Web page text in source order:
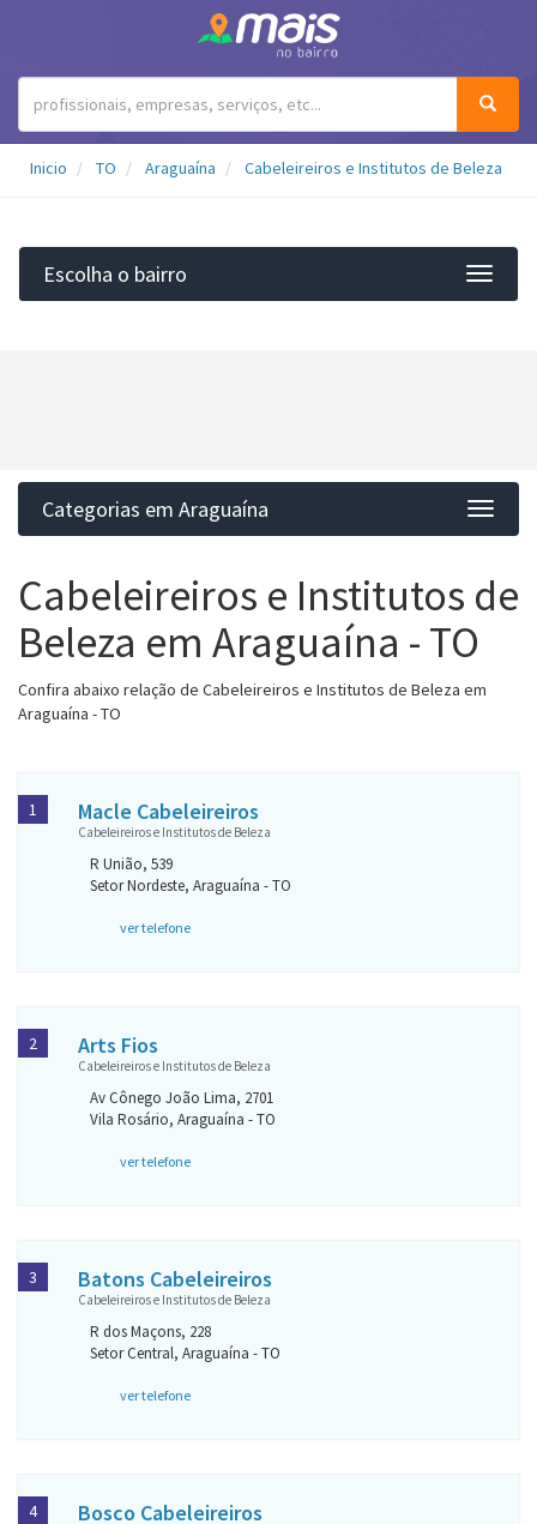
Inicio TO Araguaína Cabeleireiros e Institutos de Beleza
Filtro
Escolha o bairro
Categorias em Araguaína
Cabeleireiros e Institutos de
Beleza em Araguaína - TO
Confira abaixo relação de Cabeleireiros e Institutos de Beleza em
Araguaína - TO
Macle Cabeleireiros
Cabeleireiros e Institutos de Beleza
R União, 539
Setor Nordeste, Araguaína - TO
ver telefone
1
Arts Fios
Cabeleireiros e Institutos de Beleza
Av Cônego João Lima, 2701
Vila Rosário, Araguaína - TO
ver telefone
2
Batons Cabeleireiros
Cabeleireiros e Institutos de Beleza
R dos Maçons, 228
Setor Central, Araguaína - TO
ver telefone
3
Bosco Cabeleireiros
4